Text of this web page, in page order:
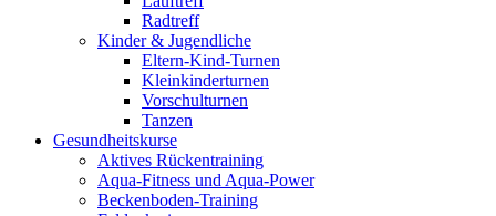
Radtreff
Kinder & Jugendliche
Eltern-Kind-Turnen
Kleinkinderturnen
Vorschulturnen
Tanzen
Gesundheitskurse
Aktives Rückentraining
Aqua-Fitness und Aqua-Power
Beckenboden-Training